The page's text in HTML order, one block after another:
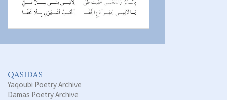
QASIDAS
Yaqoubi Poetry Archive
Damas Poetry Archive